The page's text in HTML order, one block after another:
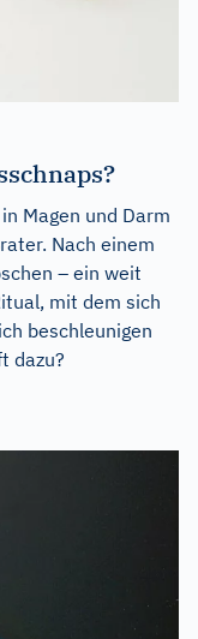
Magen und Darm
Nach einem
– ein weit
mit dem sich
beschleunigen
dazu?